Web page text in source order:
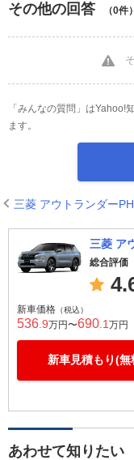
その他の回答 （0件）
「みんなの質問」はYahoo!
ます。
三菱 アウトランダー
三菱 ア
総合評価
新車価格 （税込）
536 .9万円〜690 .1 万円
新車見積もり(無
あわせて知りたい